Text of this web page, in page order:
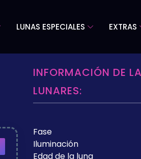
LUNAS ESPECIALES EXTRAS
INFORMACIÓN DE
LUNARES:
Fase
Iluminación
Edad de la luna